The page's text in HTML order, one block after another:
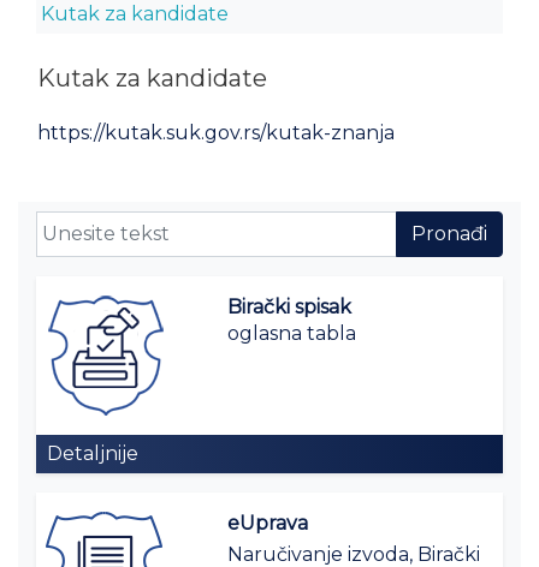
Kutak za kandidate
Kutak za kandidate
https://kutak.suk.gov.rs/kutak-znanja
Birački spisak
oglasna tabla
Detaljnije
eUprava
Naručivanje izvoda, Birački